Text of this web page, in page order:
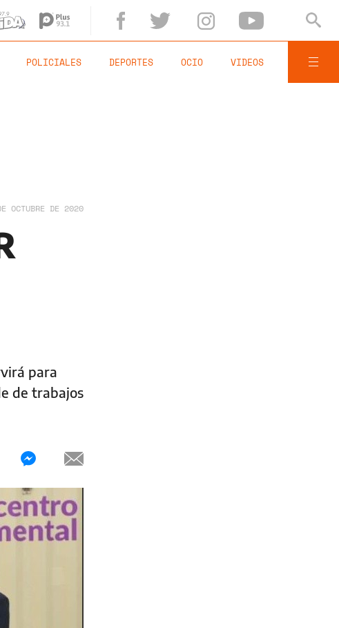
POLICIALES DEPORTES OCIO VIDEOS
OCTUBRE DE 2020
para
de trabajos